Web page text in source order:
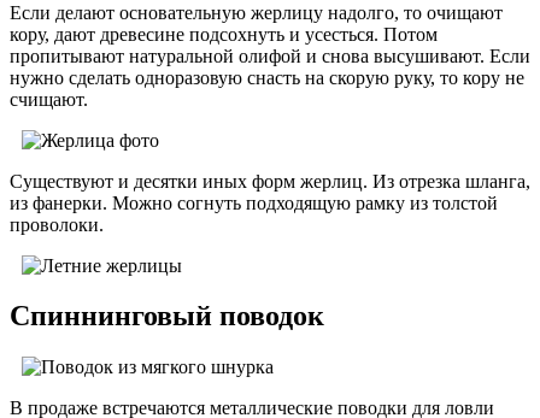
Если делают основательную жерлицу надолго, то очищают
кору, дают древесине подсохнуть и усесться. Потом
пропитывают натуральной олифой и снова высушивают. Если
нужно сделать одноразовую снасть на скорую руку, то кору не
счищают.
Существуют и десятки иных форм жерлиц. Из отрезка шланга,
из фанерки. Можно согнуть подходящую рамку из толстой
проволоки.
Спиннинговый поводок
В продаже встречаются металлические поводки для ловли